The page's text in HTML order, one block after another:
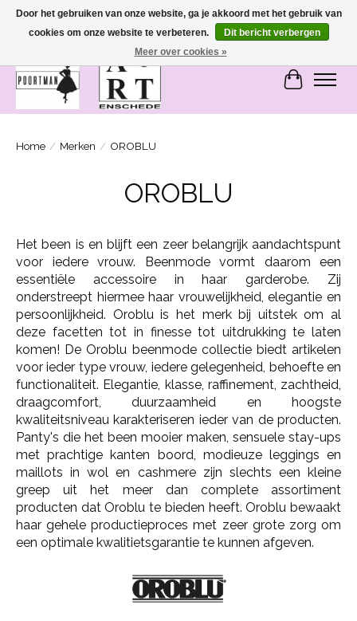
SASHIONABLE - damesmode in Bemmel en Enschede
Home / Merken / OROBLU
OROBLU
Het been is en blijft een zeer belangrijk aandachtspunt
voor iedere vrouw. Beenmode vormt daarom een
essentiële accessoire in haar garderobe. Zij
onderstreept hiermee haar vrouwelijkheid, elegantie en
persoonlijkheid. Oroblu is het merk bij uitstek om al
deze facetten tot in finesse tot uitdrukking te laten
komen! De Oroblu beenmode collectie biedt artikelen
voor ieder type vrouw, iedere gelegenheid, behoefte en
functionaliteit. Elegantie, klasse, raffinement, zachtheid,
draagcomfort, duurzaamheid en hoogste
kwaliteitsniveau karakteriseren ieder van de producten.
Panty's die het been mooier maken, sensuele stay-ups
met prachtige kanten boord, modieuze leggings en
maillots in wol en cashmere zijn slechts een kleine
greep uit het meer dan complete assortiment
producten dat Oroblu te bieden heeft. Oroblu bewaakt
haar gehele productieproces met zeer grote zorg om
een optimale kwalitietsgarantie te kunnen afgeven.
Door het gebruiken van onze website, ga je akkoord met het gebruik van
cookies om onze website te verbeteren.
Dit bericht verbergen
Meer over cookies »